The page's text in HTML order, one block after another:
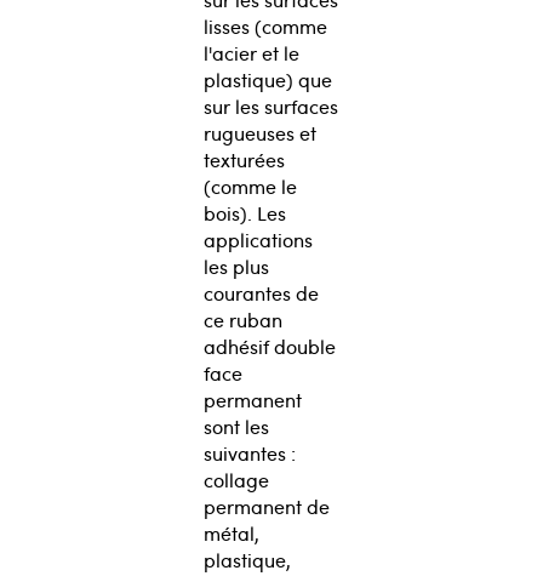
lisses (comme
l'acier et le
plastique) que
sur les surfaces
rugueuses et
texturées
(comme le
bois). Les
applications
les plus
courantes de
ce ruban
adhésif double
face
permanent
sont les
suivantes :
collage
permanent de
métal,
plastique,